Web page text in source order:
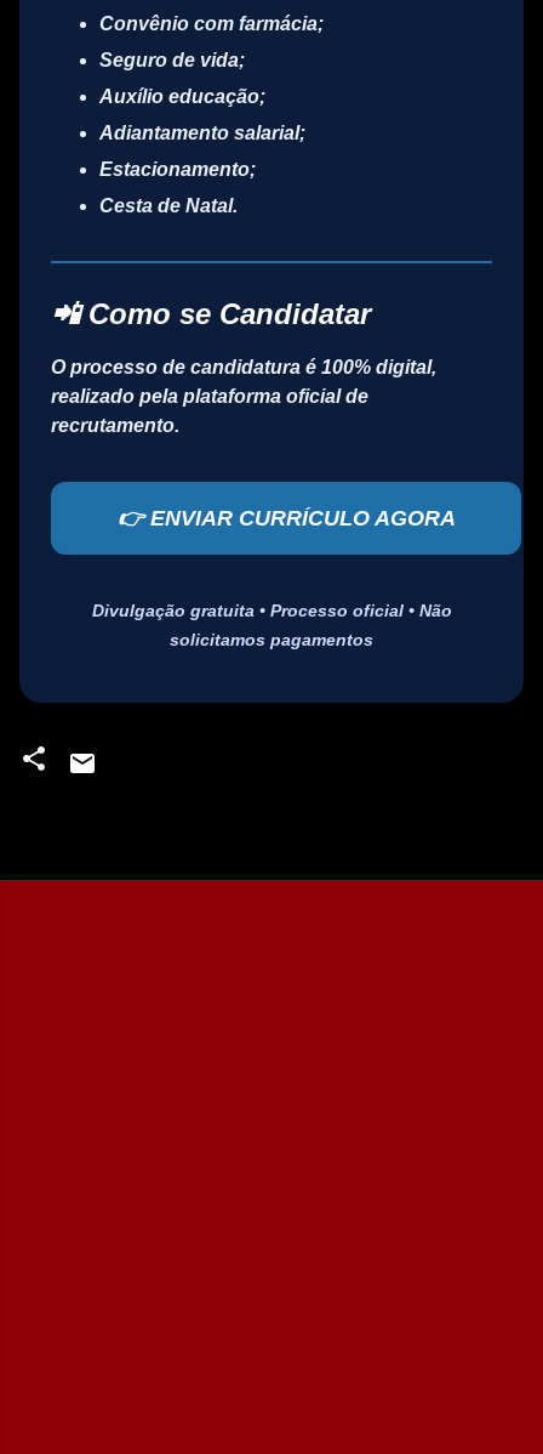
Convênio com farmácia;
Seguro de vida;
Auxílio educação;
Adiantamento salarial;
Estacionamento;
Cesta de Natal.
📲 Como se Candidatar
O processo de candidatura é 100% digital,
realizado pela plataforma oficial de
recrutamento.
👉 ENVIAR CURRÍCULO AGORA
Divulgação gratuita • Processo oficial • Não
solicitamos pagamentos